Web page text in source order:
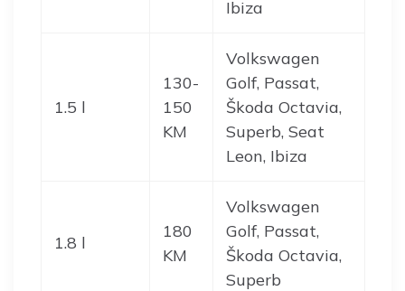
Ibiza
1.5 l
130-
150
KM
Volkswagen
Golf, Passat,
Škoda Octavia,
Superb, Seat
Leon, Ibiza
1.8 l
180
KM
Volkswagen
Golf, Passat,
Škoda Octavia,
Superb